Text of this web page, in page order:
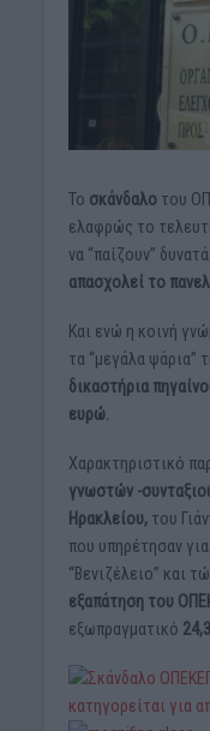
Το σκάνδαλοτου
ελαφρώς το
να “παίζουν”
απασχολεί το
Και ενώ η κοινή
τα “μεγάλα ψάρια”
δικαστήρια
ευρώ.
Χαρακτηριστικό
γνωστών -
Ηρακλείου,του
που υπηρέτησαν
“Βενιζέλειο” και
εξαπάτηση του
εξωπραγματικό